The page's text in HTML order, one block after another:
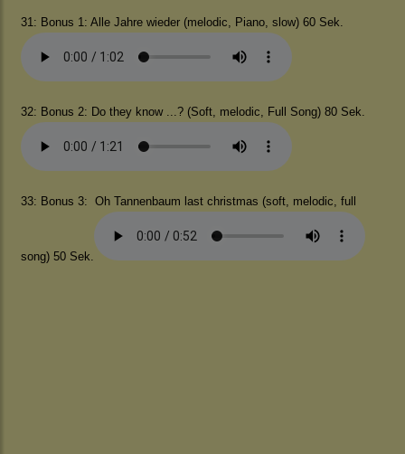
31: Bonus 1: Alle Jahre wieder (melodic, Piano, slow) 60 Sek.
32: Bonus 2: Do they know ...? (Soft, melodic, Full Song) 80 Sek.
33: Bonus 3: Oh Tannenbaum last christmas (soft, melodic, full
song) 50 Sek.